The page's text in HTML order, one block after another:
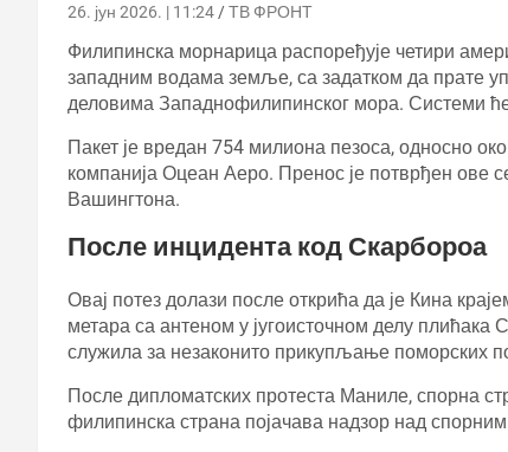
26. јун 2026. | 11:24 ТВ ФРОНТ
Филипинска морнарица распоређује четири
западним водама земље, са задатком да прате
деловима Западнофилипинског мора. Системи
Пакет је вредан 754 милиона пезоса, односно
компанија Оцеан Аеро. Пренос је потврђен ове
Вашингтона.
После инцидента код Скарбороа
Овај потез долази после открића да је Кина
метара са антеном у југоисточном делу
служила за незаконито прикупљање поморских
После дипломатских протеста Маниле, спорна
филипинска страна појачава надзор над